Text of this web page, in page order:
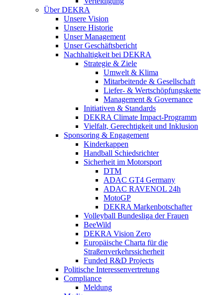
Über DEKRA
Unsere Vision
Unsere Historie
Unser Management
Unser Geschäftsbericht
Nachhaltigkeit bei DEKRA
Strategie & Ziele
Umwelt & Klima
Mitarbeitende & Gesellschaft
Liefer- & Wertschöpfungskette
Management & Governance
Initiativen & Standards
DEKRA Climate Impact-Programm
Vielfalt, Gerechtigkeit und Inklusion​
Sponsoring & Engagement
Kinderkappen
Handball Schiedsrichter
Sicherheit im Motorsport
DTM
ADAC GT4 Germany
ADAC RAVENOL 24h
MotoGP
DEKRA Markenbotschafter
Volleyball Bundesliga der Frauen
BeeWild
DEKRA Vision Zero
Europäische Charta für die
Straßenverkehrssicherheit
Funded R&D Projects
Politische Interessenvertretung
Compliance
Meldung